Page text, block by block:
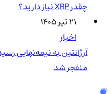
چقدر XRP نیاز دارید؟
۲۱ تیر ۱۴۰۵
اخبار
منفجر شد